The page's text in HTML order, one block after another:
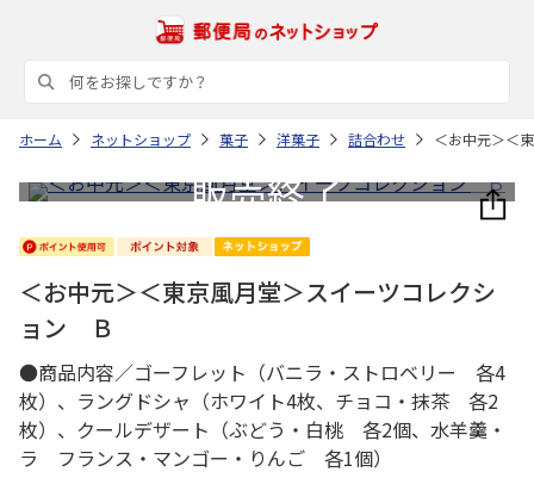
ホーム ネットショップ 菓子 洋菓子 詰合わせ ＜お中元＞＜
＜お中元＞＜東京風月堂＞スイーツコレクシ
ョン Ｂ
●商品内容／ゴーフレット（バニラ・ストロベリー 各4
枚）、ラングドシャ（ホワイト4枚、チョコ・抹茶 各2
枚）、クールデザート（ぶどう・白桃 各2個、水羊羹・
ラ フランス・マンゴー・りんご 各1個）